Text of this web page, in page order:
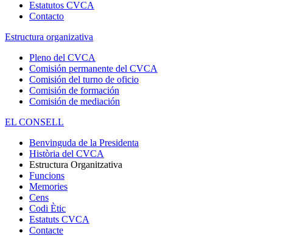
Estatutos CVCA
Contacto
Estructura organizativa
Pleno del CVCA
Comisión permanente del CVCA
Comisión del turno de oficio
Comisión de formación
Comisión de mediación
EL CONSELL
Benvinguda de la Presidenta
Història del CVCA
Estructura Organitzativa
Funcions
Memories
Cens
Codi Ètic
Estatuts CVCA
Contacte